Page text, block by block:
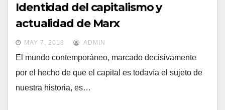
Identidad del capitalismo y
actualidad de Marx
MAY 7, 2018 ADMIN
El mundo contemporáneo, marcado decisivamente
por el hecho de que el capital es todavía el sujeto de
nuestra historia, es…